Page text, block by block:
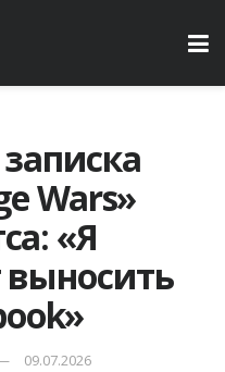
Wars»
«Я
09.07.2026